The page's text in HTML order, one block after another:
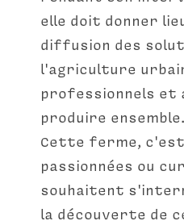
elle doit donner
diffusion des
l'agriculture
professionnels et
produire ensemble.
Cette ferme, c'est
passionnées ou
souhaitent
la découverte de